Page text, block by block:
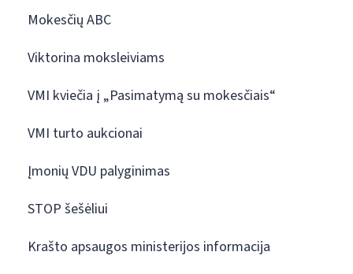
Mokesčių ABC
Viktorina moksleiviams
VMI kviečia į „Pasimatymą su mokesčiais“
VMI turto aukcionai
Įmonių VDU palyginimas
STOP šešėliui
Krašto apsaugos ministerijos informacija